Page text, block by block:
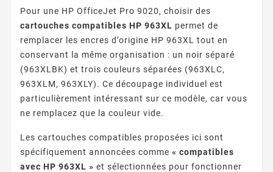
Pour une HP OfficeJet Pro 9020, choisir des
cartouches compatibles HP 963XL permet de
remplacer les encres d’origine HP 963XL tout en
conservant la même organisation : un noir séparé
(963XLBK) et trois couleurs séparées (963XLC,
963XLM, 963XLY). Ce découpage individuel est
particulièrement intéressant sur ce modèle, car vous
ne remplacez que la couleur vide.
Les cartouches compatibles proposées ici sont
spécifiquement annoncées comme « compatibles
avec HP 963XL » et sélectionnées pour fonctionner